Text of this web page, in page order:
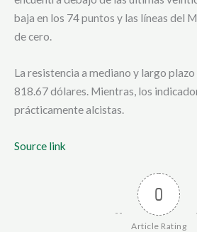
baja en los 74 puntos y las líneas del
de cero.
La resistencia a mediano y largo plazo
818.67 dólares. Mientras, los
prácticamente alcistas.
Source link
0
Article Rating